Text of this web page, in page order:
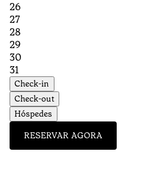
26
27
28
29
30
31
Check-in
Check-out
Hóspedes
RESERVAR AGORA